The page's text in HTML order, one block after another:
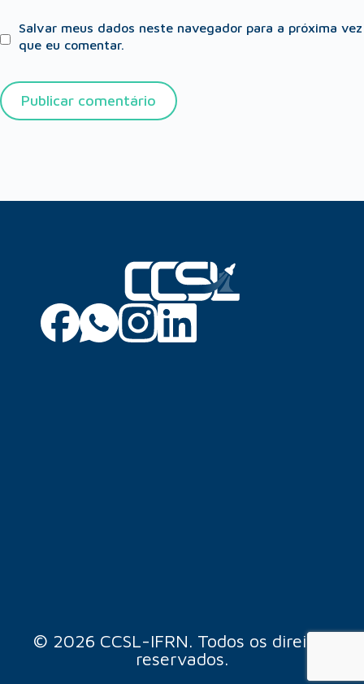
Salvar meus dados neste navegador para a próxima vez
que eu comentar.
© 2026 CCSL-IFRN. Todos os direitos
reservados.